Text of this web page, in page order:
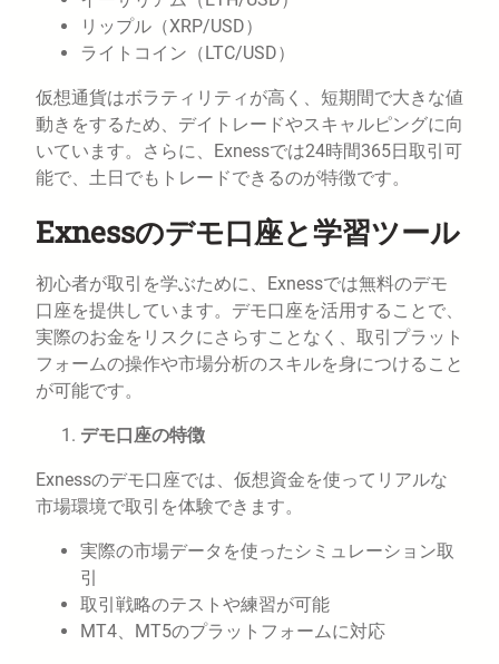
リップル（XRP/USD）
ライトコイン（LTC/USD）
仮想通貨はボラティリティが高く、短期間で大きな値
動きをするため、デイトレードやスキャルピングに向
いています。さらに、Exnessでは24時間365日取引可
能で、土日でもトレードできるのが特徴です。
Exnessのデモ口座と学習ツール
初心者が取引を学ぶために、Exnessでは無料のデモ
口座を提供しています。デモ口座を活用することで、
実際のお金をリスクにさらすことなく、取引プラット
フォームの操作や市場分析のスキルを身につけること
が可能です。
デモ口座の特徴
Exnessのデモ口座では、仮想資金を使ってリアルな
市場環境で取引を体験できます。
実際の市場データを使ったシミュレーション取
引
取引戦略のテストや練習が可能
MT4、MT5のプラットフォームに対応